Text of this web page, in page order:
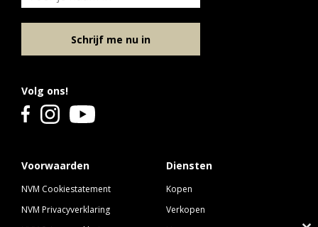
Voorwaarden
NVM Cookiestatement
NVM Privacyverklaring
Diensten
Kopen
Verkopen
Volg ons!
Schrijf me nu in